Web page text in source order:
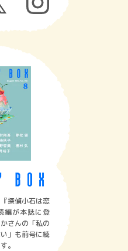
探偵小石は恋
編が本誌に登
さんの「私の
」も前号に続
。